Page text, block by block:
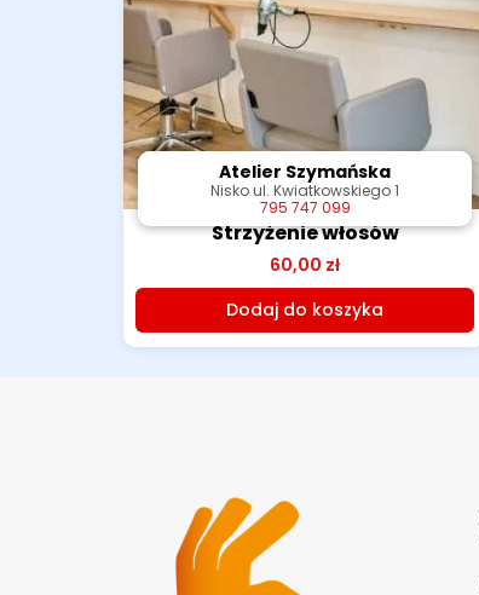
Atelier Szymańska
Nisko ul. Kwiatkowskiego 1
795 747 099
Atelier Szymańska
Nisko ul. Kwiatkowskiego 1
795 747 099
Strzyżenie włosów
60,00 zł
Dodaj do koszyka